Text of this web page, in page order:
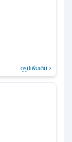
ดูรูปเพิ่มเติม